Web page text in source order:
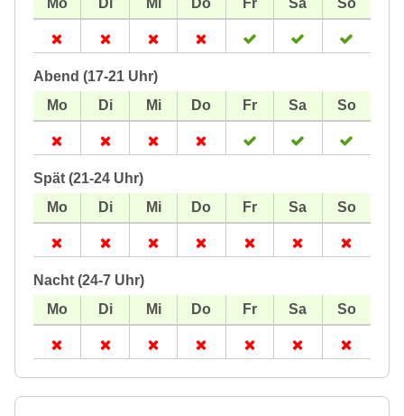
Abend (17-21 Uhr)
Spät (21-24 Uhr)
Nacht (24-7 Uhr)